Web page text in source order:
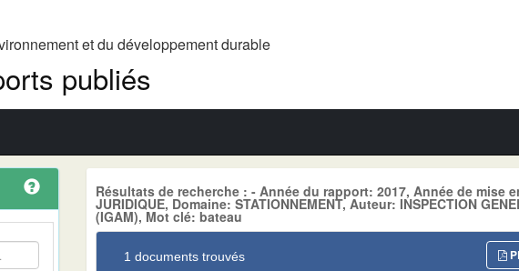
et du développement durable
publiés
Résultats de recherche : - Année du rapport: 2017, Année de mise
JURIDIQUE, Domaine: STATIONNEMENT, Auteur: INSPECTION
(IGAM), Mot clé: bateau
1 documents trouvés